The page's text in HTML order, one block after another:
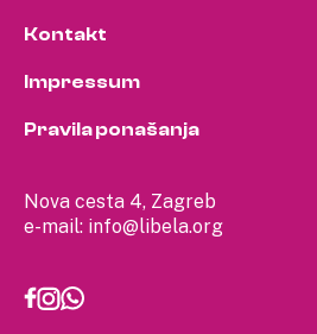
Nova cesta 4, Zagreb
e-mail: info@libela.org
Kontakt
Impressum
Pravila ponašanja